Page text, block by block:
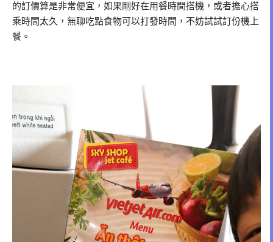
的訂價算是非常便宜，如果剛好在用餐時間搭機，或者擔心搭
乘時間太久，無聊吃點食物可以打發時間，不妨試試訂份機上
餐。